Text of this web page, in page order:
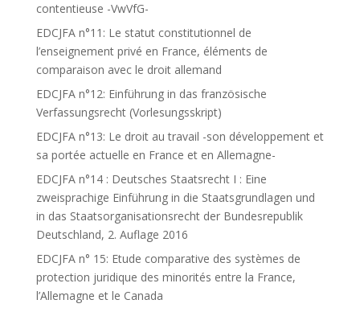
contentieuse -VwVfG-
EDCJFA n°11: Le statut constitutionnel de
l’enseignement privé en France, éléments de
comparaison avec le droit allemand
EDCJFA n°12: Einführung in das französische
Verfassungsrecht (Vorlesungsskript)
EDCJFA n°13: Le droit au travail -son développement et
sa portée actuelle en France et en Allemagne-
EDCJFA n°14 : Deutsches Staatsrecht I : Eine
zweisprachige Einführung in die Staatsgrundlagen und
in das Staatsorganisationsrecht der Bundesrepublik
Deutschland, 2. Auflage 2016
EDCJFA n° 15: Etude comparative des systèmes de
protection juridique des minorités entre la France,
l’Allemagne et le Canada